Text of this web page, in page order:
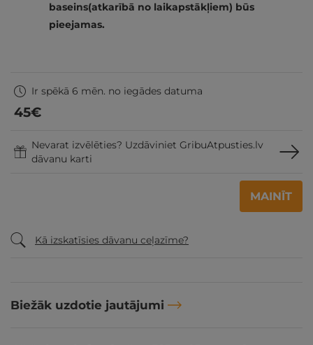
baseins(atkarībā no laikapstākļiem) būs
pieejamas.
Ir spēkā 6 mēn. no iegādes datuma
45€
Nevarat izvēlēties? Uzdāviniet GribuAtpusties.lv
dāvanu karti
MAINĪT
Kā izskatīsies dāvanu ceļazīme?
Biežāk uzdotie jautājumi